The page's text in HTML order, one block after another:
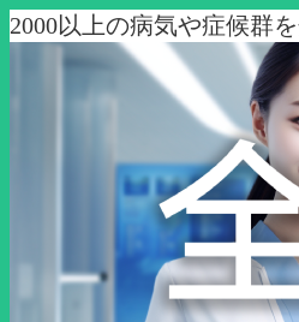
2000以上の病気や症候群